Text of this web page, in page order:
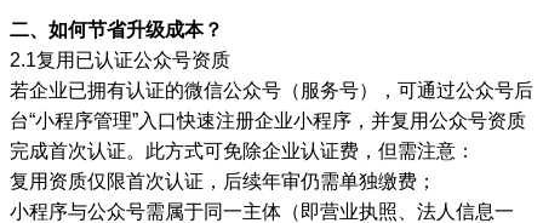
二、如何节省升级成本？
2.1复用已认证公众号资质
若企业已拥有认证的微信公众号（服务号），可通过公众号后
台“小程序管理”入口快速注册企业小程序，并复用公众号资质
完成首次认证。此方式可免除企业认证费，但需注意：
复用资质仅限首次认证，后续年审仍需单独缴费；
小程序与公众号需属于同一主体（即营业执照、法人信息一